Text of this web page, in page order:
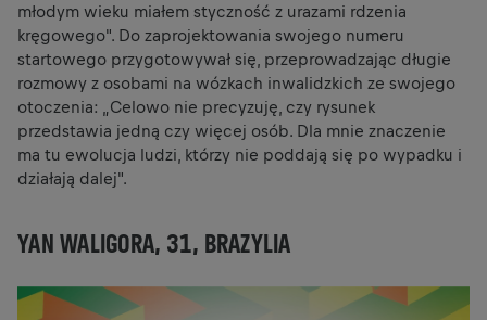
młodym wieku miałem styczność z urazami rdzenia
kręgowego". Do zaprojektowania swojego numeru
startowego przygotowywał się, przeprowadzając długie
rozmowy z osobami na wózkach inwalidzkich ze swojego
otoczenia: „Celowo nie precyzuję, czy rysunek
przedstawia jedną czy więcej osób. Dla mnie znaczenie
ma tu ewolucja ludzi, którzy nie poddają się po wypadku i
działają dalej".
YAN WALIGORA, 31, BRAZYLIA